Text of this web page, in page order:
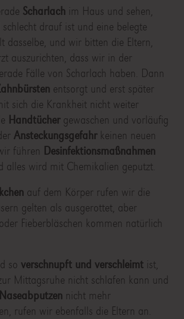
Scharlach im Haus und sehen,
drauf ist und eine belegte
dasselbe, und wir bitten die Eltern,
auszurichten, dass wir in der
Fälle von Scharlach haben. Dann
entsorgt und erst später
sich die Krankheit nicht weiter
Handtüchergewaschen und vorläufig
Ansteckungsgefahrkeinen neuen
führen Desinfektionsmaßnahmen
alles wird mit Chemikalien geputzt.
auf dem Körper rufen wir die
gelten als ausgerottet, aber
Fieberbläschen kommen natürlich
so verschnupft und verschleimtist,
Mittagsruhe nicht schlafen kann und
Naseabputzen nicht mehr
rufen wir ebenfalls die Eltern an.